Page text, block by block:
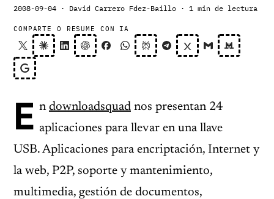
2008-09-04 · David Carrero Fdez-Baillo · 1 min de lectura
COMPARTE O RESUME CON IA
E n downloadsquad nos presentan 24
aplicaciones para llevar en una llave
USB. Aplicaciones para encriptación, Internet y
la web, P2P, soporte y mantenimiento,
multimedia, gestión de documentos,